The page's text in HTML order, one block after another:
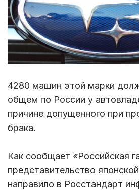
4280 машин этой марки
общем по России у
причине допущенного при
брака.
Как сообщает «Российская
представительство
направило в Росстандарт